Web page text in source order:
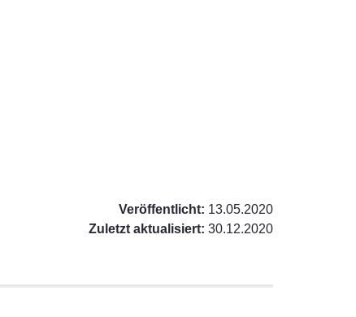
Veröffentlicht: 13.05.2020
Zuletzt aktualisiert: 30.12.2020